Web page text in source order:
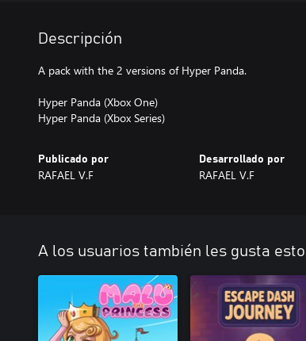
Descripción
A pack with the 2 versions of Hyper Panda.
Hyper Panda (Xbox One)
Hyper Panda (Xbox Series)
Publicado por
RAFAEL V.F
Desarrollado por
RAFAEL V.F
A los usuarios también les gusta esto